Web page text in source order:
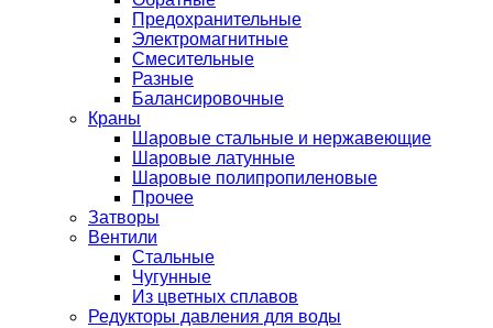
Предохранительные
Электромагнитные
Смесительные
Разные
Балансировочные
Краны
Шаровые стальные и нержавеющие
Шаровые латунные
Шаровые полипропиленовые
Прочее
Затворы
Вентили
Стальные
Чугунные
Из цветных сплавов
Редукторы давления для воды